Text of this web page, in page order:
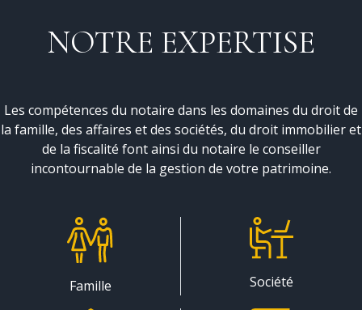
NOTRE EXPERTISE
Les compétences du notaire dans les domaines du droit de
la famille, des affaires et des sociétés, du droit immobilier et
de la fiscalité font ainsi du notaire le conseiller
incontournable de la gestion de votre patrimoine.
Famille Société